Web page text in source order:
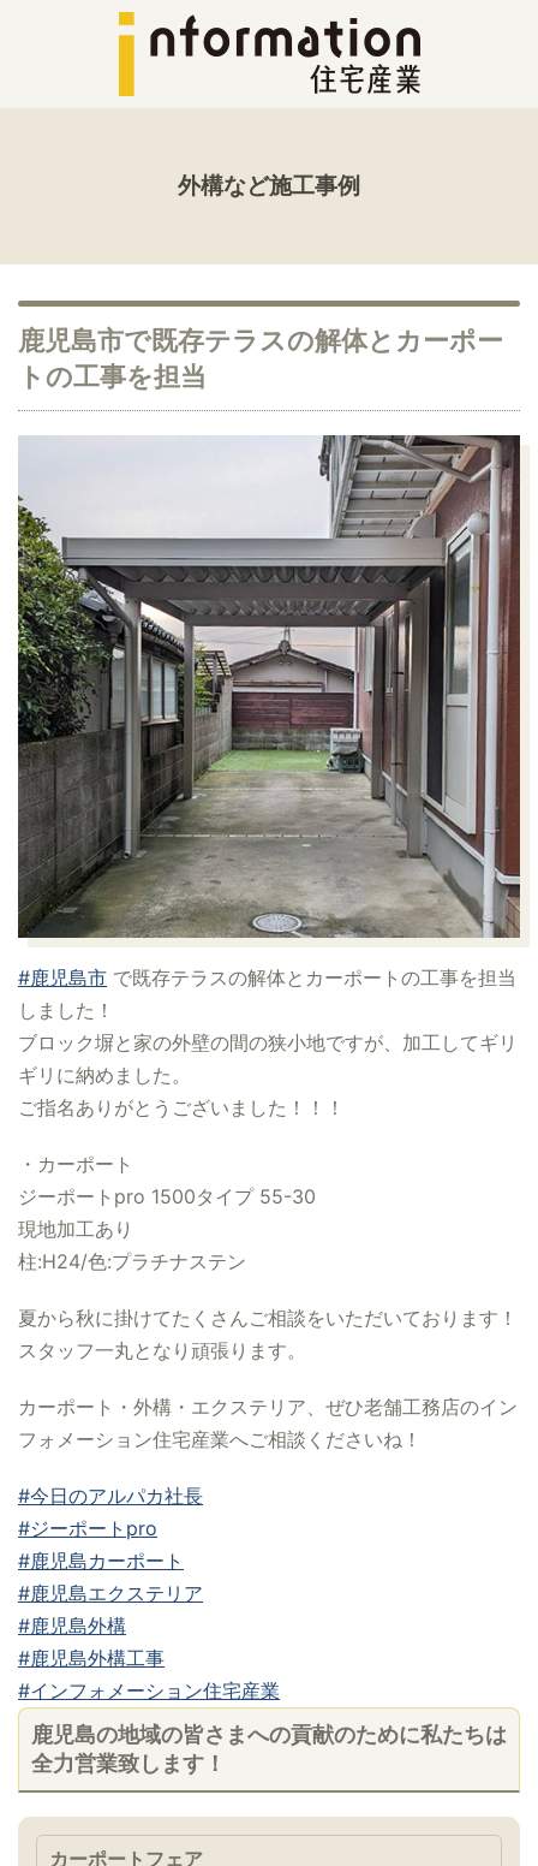
外構など施工事例
鹿児島市で既存テラスの解体とカーポー
トの工事を担当
#鹿児島市 で既存テラスの解体とカーポートの工事を担当
しました！
ブロック塀と家の外壁の間の狭小地ですが、加工してギリ
ギリに納めました。
ご指名ありがとうございました！！！
・カーポート
ジーポートpro 1500タイプ 55-30
現地加工あり
柱:H24/色:プラチナステン
夏から秋に掛けてたくさんご相談をいただいております！
スタッフ一丸となり頑張ります。
カーポート・外構・エクステリア、ぜひ老舗工務店のイン
フォメーション住宅産業へご相談くださいね！
#今日のアルパカ社長
#ジーポートpro
#鹿児島カーポート
#鹿児島エクステリア
#鹿児島外構
#鹿児島外構工事
#インフォメーション住宅産業
鹿児島の地域の皆さまへの貢献のために私たちは
全力営業致します！
カーポートフェア